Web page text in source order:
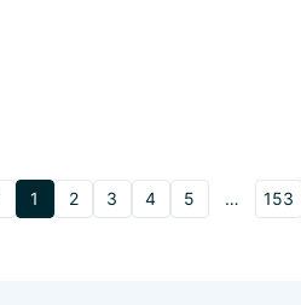
1 2 3 4 5 … 153